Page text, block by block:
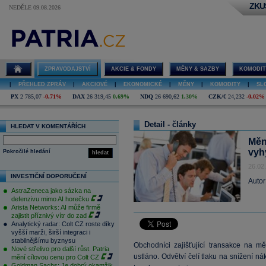
NEDĚLE 09.08.2026
ZPRAVODAJSTVÍ AKCIE & FONDY MĚNY & SAZBY
PŘEHLED ZPRÁV AKCIOVÉ EKONOMICKÉ MĚNY KOMODITY
PX 2 785,07 -0,71% DAX 26 319,45 0,69% NDQ 26 690,62 1,30% CZK/€ 24,232 -0,02%
HLEDAT V KOMENTÁŘÍCH
hledat
Pokročilé hledání
INVESTIČNÍ DOPORUČENÍ
AstraZeneca jako sázka na
defenzivu mimo AI horečku
Arista Networks: AI může firmě
zajistit příznivý vítr do zad
Analytický radar: Colt CZ roste díky
vyšší marži, širší integraci i
stabilnějšímu byznysu
Nové střelivo pro další růst. Patria
mění cílovou cenu pro Colt CZ
Detail - články
Obchodníci zajišťující transakce na
ustláno. Odvětví čelí tlaku na snížení